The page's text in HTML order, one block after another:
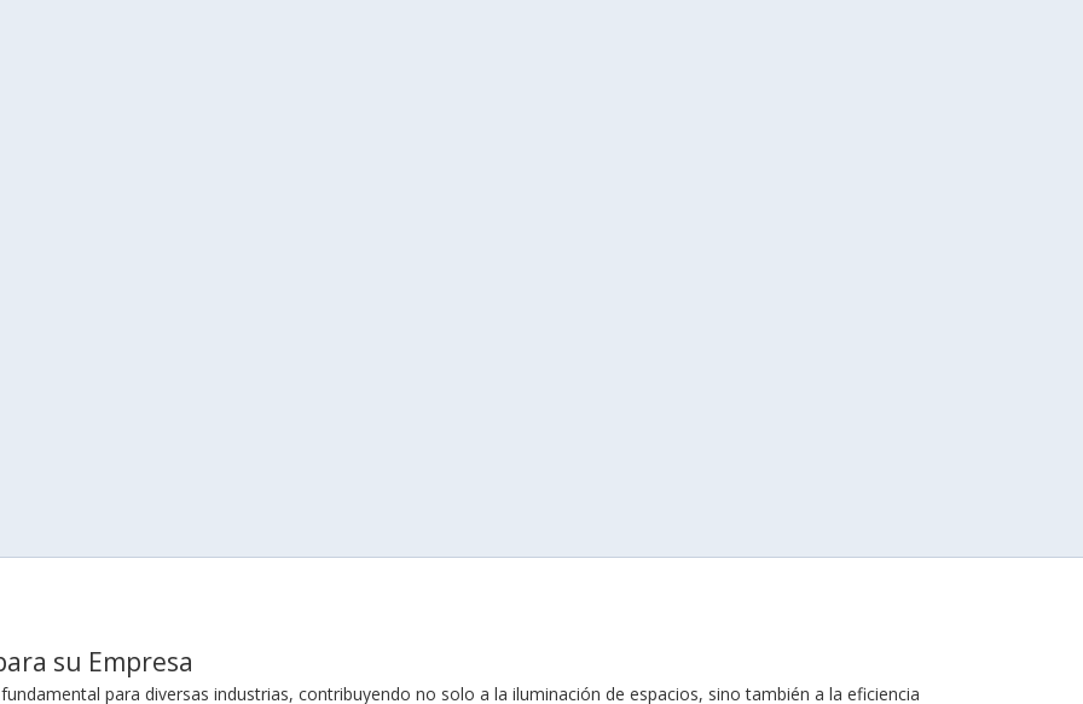
su Empresa
para diversas industrias, contribuyendo no solo a la iluminación de espacios, sino también a la eficiencia